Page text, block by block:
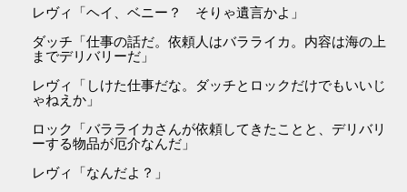
レヴィ「ヘイ、ベニー？ そりゃ遺言かよ」
ダッチ「仕事の話だ。依頼人はバラライカ。内容は海の上
までデリバリーだ」
レヴィ「しけた仕事だな。ダッチとロックだけでもいいじ
ゃねえか」
ロック「バラライカさんが依頼してきたことと、デリバリ
ーする物品が厄介なんだ」
レヴィ「なんだよ？」